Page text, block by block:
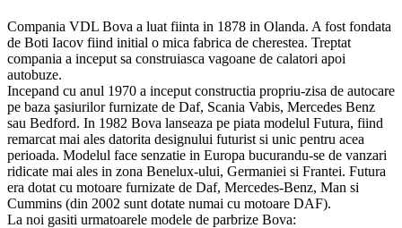
Compania VDL Bova a luat fiinta in 1878 in Olanda. A fost fondata
de Boti Iacov fiind initial o mica fabrica de cherestea. Treptat
compania a inceput sa construiasca vagoane de calatori apoi
autobuze.
Incepand cu anul 1970 a inceput constructia propriu-zisa de autocare
pe baza şasiurilor furnizate de Daf, Scania Vabis, Mercedes Benz
sau Bedford. In 1982 Bova lanseaza pe piata modelul Futura, fiind
remarcat mai ales datorita designului futurist si unic pentru acea
perioada. Modelul face senzatie in Europa bucurandu-se de vanzari
ridicate mai ales in zona Benelux-ului, Germaniei si Frantei. Futura
era dotat cu motoare furnizate de Daf, Mercedes-Benz, Man si
Cummins (din 2002 sunt dotate numai cu motoare DAF).
La noi gasiti urmatoarele modele de parbrize Bova: